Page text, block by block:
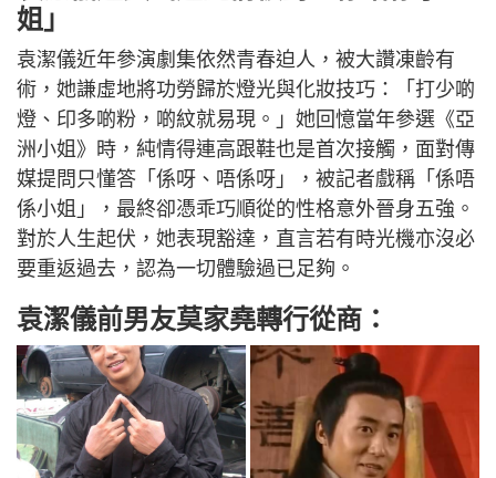
姐」
袁潔儀近年參演劇集依然青春迫人，被大讚凍齡有
術，她謙虛地將功勞歸於燈光與化妝技巧：「打少啲
燈、印多啲粉，啲紋就易現。」她回憶當年參選《亞
洲小姐》時，純情得連高跟鞋也是首次接觸，面對傳
媒提問只懂答「係呀、唔係呀」，被記者戲稱「係唔
係小姐」，最終卻憑乖巧順從的性格意外晉身五強。
對於人生起伏，她表現豁達，直言若有時光機亦沒必
要重返過去，認為一切體驗過已足夠。
袁潔儀前男友莫家堯轉行從商：